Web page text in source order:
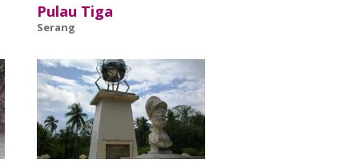
Pulau Tiga
Serang